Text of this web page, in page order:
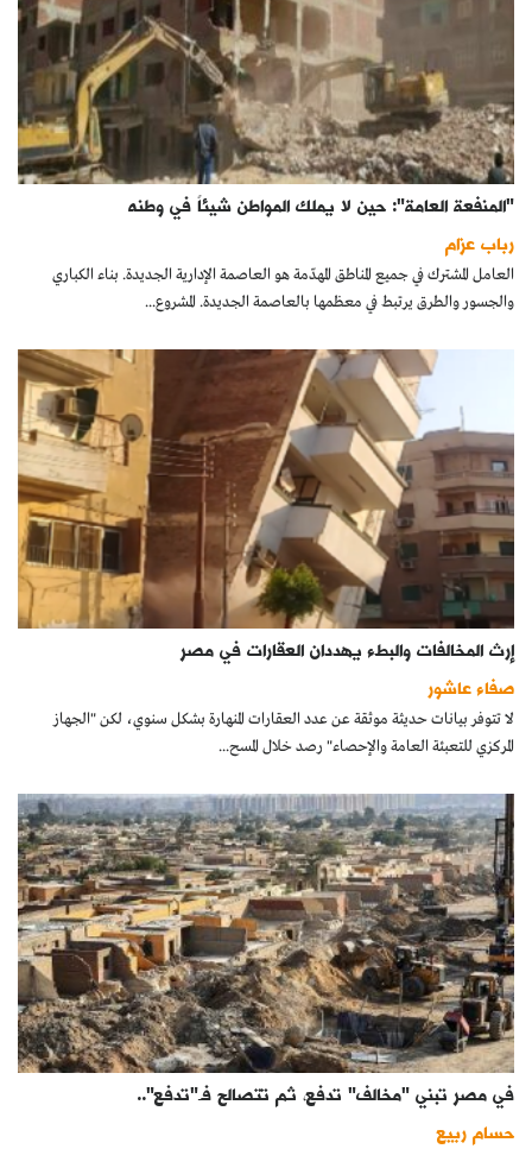
"المنفعة العامة": حين لا يملك المواطن شيئاً في وطنه
رباب عزام
العامل المشترك في جميع المناطق المهدّمة هو العاصمة الإدارية الجديدة. بناء الكباري
والجسور والطرق يرتبط في معظمها بالعاصمة الجديدة. المشروع...
إرث المخالفات والبطء يهددان العقارات في مصر
صفاء عاشور
لا تتوفر بيانات حديثة موثقة عن عدد العقارات المنهارة بشكل سنوي، لكن "الجهاز
المركزي للتعبئة العامة والإحصاء" رصد خلال المسح...
في مصر تبني "مخالف" تدفع، ثم تتصالح فـ"تدفع"..
حسام ربيع